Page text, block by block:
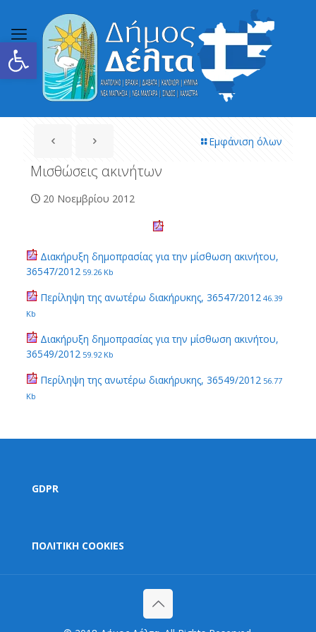
Ανοίξτε τη γραμμή εργαλείων
Εμφάνιση όλων
Μισθώσεις ακινήτων
20 Νοεμβρίου 2012
Διακήρυξη δημοπρασίας για την μίσθωση ακινήτου,
36547/201259.26 Kb
Περίληψη της ανωτέρω διακήρυκης, 36547/201246.39
Kb
Διακήρυξη δημοπρασίας για την μίσθωση ακινήτου,
36549/201259.92 Kb
Περίληψη της ανωτέρω διακήρυκης, 36549/201256.77
Kb
GDPR
ΠΟΛΙΤΙΚΗ COOKIES